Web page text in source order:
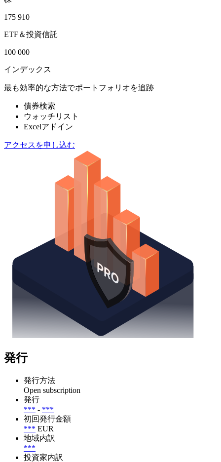
175 910
ETF＆投資信託
100 000
インデックス
最も効率的な方法でポートフォリオを追跡
債券検索
ウォッチリスト
Excelアドイン
アクセスを申し込む
発行
発行方法
Open subscription
発行
*** - ***
初回発行金額
*** EUR
地域内訳
***
投資家内訳